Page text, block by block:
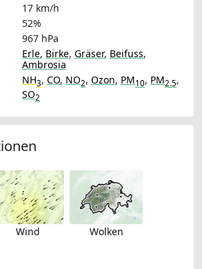
17 km/h
52%
967 hPa
Erle, Birke, Gräser, Beifuss,
Ambrosia
NH3, CO, NO2, Ozon, PM10, PM2.5,
SO2
Wind Wolken